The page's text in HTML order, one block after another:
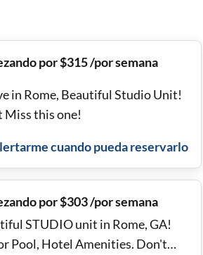
por $315 /por semana
in Rome, Beautiful Studio Unit!
Miss this one!
cuando pueda reservarlo
por $303 /por semana
STUDIO unit in Rome, GA!
Pool, Hotel Amenities. Don't